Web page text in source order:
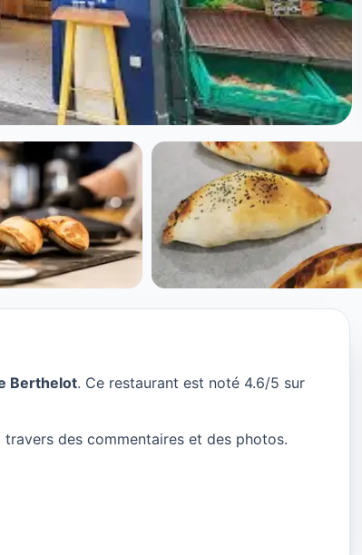
Berthelot. Ce restaurant est noté 4.6/5 sur
des commentaires et des photos.